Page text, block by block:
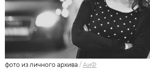
фото из личного архива /АиФ